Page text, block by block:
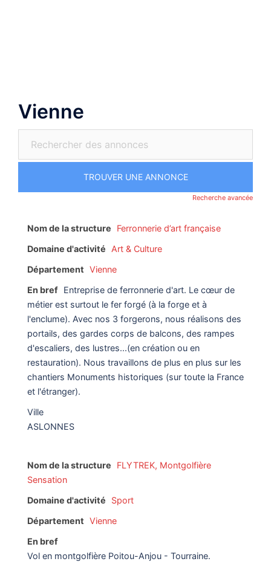
Vienne
Recherche avancée
Nom de la structure
Ferronnerie d’art française
Domaine d'activité
Art & Culture
Département Vienne
En bref Entreprise de ferronnerie d'art. Le cœur de
métier est surtout le fer forgé (à la forge et à
l'enclume). Avec nos 3 forgerons, nous réalisons des
portails, des gardes corps de balcons, des rampes
d'escaliers, des lustres...(en création ou en
restauration). Nous travaillons de plus en plus sur les
chantiers Monuments historiques (sur toute la France
et l'étranger).
Ville
ASLONNES
Nom de la structure
FLYTREK, Montgolfière
Sensation
Domaine d'activité
Sport
Département Vienne
En bref
Vol en montgolfière Poitou-Anjou - Tourraine.